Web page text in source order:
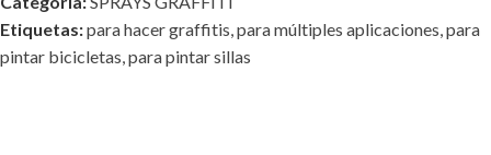
Etiquetas:para hacer graffitis para múltiples aplicaciones para
pintar bicicletas para pintar sillas